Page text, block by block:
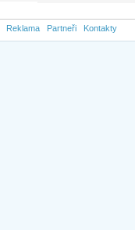
Reklama Partneři Kontakty